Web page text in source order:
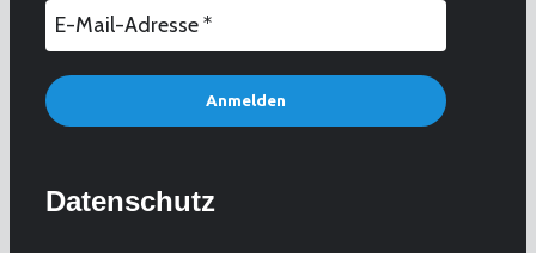
Datenschutz